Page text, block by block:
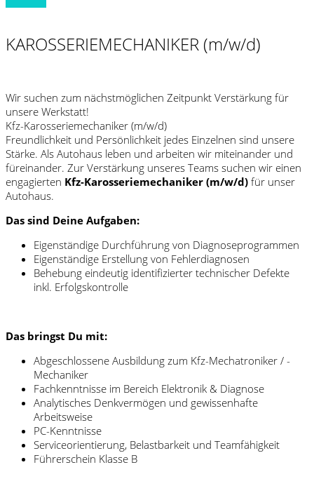
KAROSSERIEMECHANIKER (m/w/d)
Wir suchen zum nächstmöglichen Zeitpunkt Verstärkung für
unsere Werkstatt!
Kfz-Karosseriemechaniker (m/w/d)
Freundlichkeit und Persönlichkeit jedes Einzelnen sind unsere
Stärke. Als Autohaus leben und arbeiten wir miteinander und
füreinander. Zur Verstärkung unseres Teams suchen wir einen
engagierten Kfz-Karosseriemechaniker (m/w/d) für unser
Autohaus.
Das sind Deine Aufgaben:
Eigenständige Durchführung von Diagnoseprogrammen
Eigenständige Erstellung von Fehlerdiagnosen
Behebung eindeutig identifizierter technischer Defekte
inkl. Erfolgskontrolle
Das bringst Du mit:
Abgeschlossene Ausbildung zum Kfz-Mechatroniker / -
Mechaniker
Fachkenntnisse im Bereich Elektronik & Diagnose
Analytisches Denkvermögen und gewissenhafte
Arbeitsweise
PC-Kenntnisse
Serviceorientierung, Belastbarkeit und Teamfähigkeit
Führerschein Klasse B